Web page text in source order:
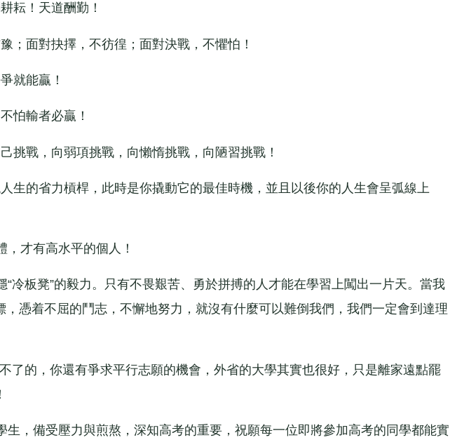
！天道酬勤！
面對抉擇，不彷徨；面對決戰，不懼怕！
就能贏！
輸者必贏！
戰，向弱項挑戰，向懶惰挑戰，向陋習挑戰！
的省力槓桿，此時是你撬動它的最佳時機，並且以後你的人生會呈弧線上
才有高水平的個人！
板凳”的毅力。只有不畏艱苦、勇於拼搏的人才能在學習上闖出一片天。當我
，憑着不屈的鬥志，不懈地努力，就沒有什麼可以難倒我們，我們一定會到達理
的，你還有爭求平行志願的機會，外省的大學其實也很好，只是離家遠點罷
，備受壓力與煎熬，深知高考的重要，祝願每一位即將參加高考的同學都能實